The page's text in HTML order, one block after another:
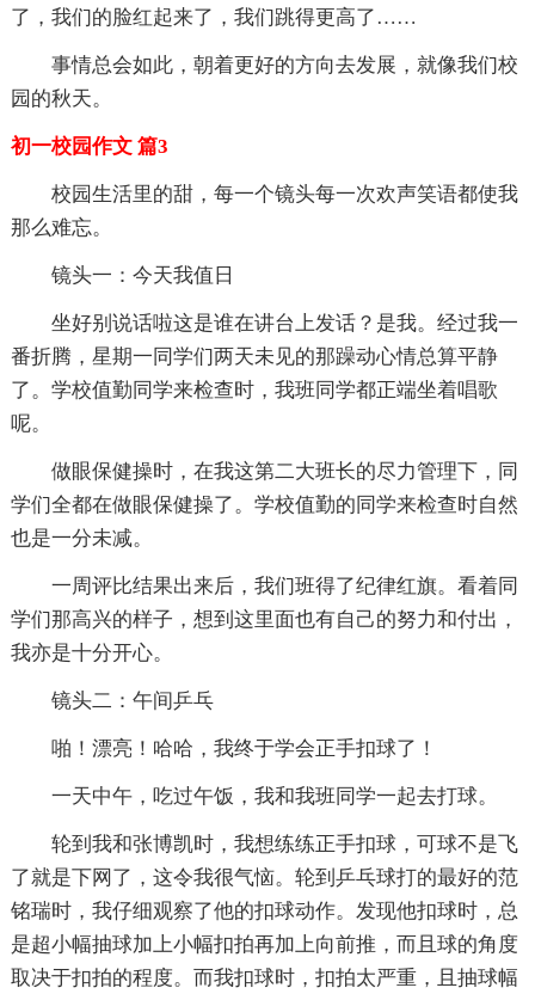
了，我们的脸红起来了，我们跳得更高了……
事情总会如此，朝着更好的方向去发展，就像我们校
园的秋天。
初一校园作文 篇3
校园生活里的甜，每一个镜头每一次欢声笑语都使我
那么难忘。
镜头一：今天我值日
坐好别说话啦这是谁在讲台上发话？是我。经过我一
番折腾，星期一同学们两天未见的那躁动心情总算平静
了。学校值勤同学来检查时，我班同学都正端坐着唱歌
呢。
做眼保健操时，在我这第二大班长的尽力管理下，同
学们全都在做眼保健操了。学校值勤的同学来检查时自然
也是一分未减。
一周评比结果出来后，我们班得了纪律红旗。看着同
学们那高兴的样子，想到这里面也有自己的努力和付出，
我亦是十分开心。
镜头二：午间乒乓
啪！漂亮！哈哈，我终于学会正手扣球了！
一天中午，吃过午饭，我和我班同学一起去打球。
轮到我和张博凯时，我想练练正手扣球，可球不是飞
了就是下网了，这令我很气恼。轮到乒乓球打的最好的范
铭瑞时，我仔细观察了他的扣球动作。发现他扣球时，总
是超小幅抽球加上小幅扣拍再加上向前推，而且球的角度
取决于扣拍的程度。而我扣球时，扣拍太严重，且抽球幅